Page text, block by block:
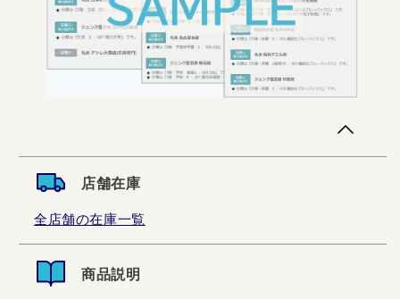
店舗在庫
全店舗の在庫一覧
商品説明